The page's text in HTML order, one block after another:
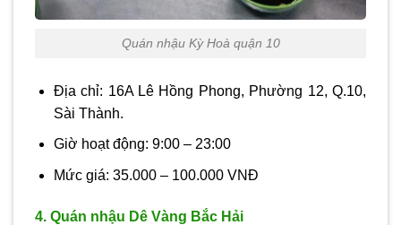
Quán nhậu Kỳ Hoà quận 10
Địa chỉ: 16A Lê Hồng Phong, Phường 12, Q.10,
Sài Thành.
Giờ hoạt động: 9:00 – 23:00
Mức giá: 35.000 – 100.000 VNĐ
4. Quán nhậu Dê Vàng Bắc Hải